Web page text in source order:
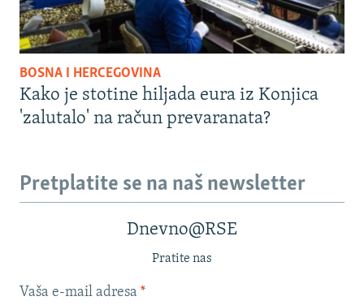
BOSNA I HERCEGOVINA
Kako je stotine hiljada eura iz Konjica
'zalutalo' na račun prevaranata?
Pretplatite se na naš newsletter
Dnevno@RSE
Pratite nas
Vaša e-mail adresa *